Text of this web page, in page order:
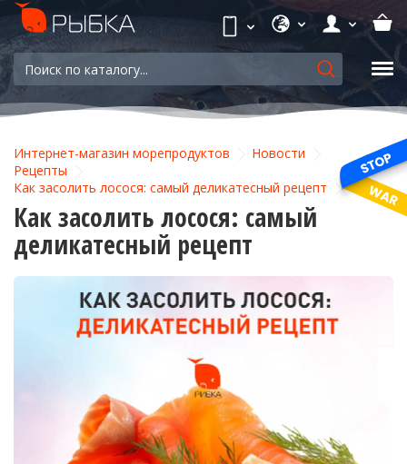
Интернет-магазин морепродуктов
Новости
Рецепты
Как засолить лосося: самый деликатесный рецепт
Как засолить лосося: самый
деликатесный рецепт